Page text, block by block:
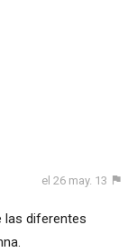
el 26 may. 13
las diferentes